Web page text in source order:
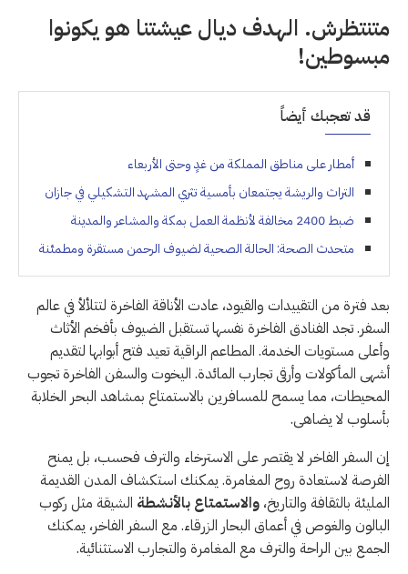
متنتظرش. الهدف ديال عيشتنا هو يكونوا
مبسوطين!
قد تعجبك أيضاً
أمطار على مناطق المملكة من غدٍ وحتى الأربعاء
التراث والريشة يجتمعان بأمسية تثري المشهد التشكيلي في جازان
ضبط 2400 مخالفة لأنظمة العمل بمكة والمشاعر والمدينة
متحدث الصحة: الحالة الصحية لضيوف الرحمن مستقرة ومطمئنة
بعد فترة من التقييدات والقيود، عادت الأناقة الفاخرة لتتلألأ في عالم
السفر. تجد الفنادق الفاخرة نفسها تستقبل الضيوف بأفخم الأثاث
وأعلى مستويات الخدمة. المطاعم الراقية تعيد فتح أبوابها لتقديم
أشهى المأكولات وأرقى تجارب المائدة. اليخوت والسفن الفاخرة تجوب
المحيطات، مما يسمح للمسافرين بالاستمتاع بمشاهد البحر الخلابة
بأسلوب لا يضاهى.
إن السفر الفاخر لا يقتصر على الاسترخاء والترف فحسب، بل يمنح
الفرصة لاستعادة روح المغامرة. يمكنك استكشاف المدن القديمة
المليئة بالثقافة والتاريخ، والاستمتاع بالأنشطة الشيقة مثل ركوب
البالون والغوص في أعماق البحار الزرقاء. مع السفر الفاخر، يمكنك
الجمع بين الراحة والترف مع المغامرة والتجارب الاستثنائية.